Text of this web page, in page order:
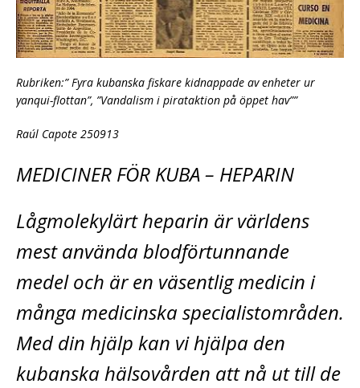
Rubriken:” Fyra kubanska fiskare kidnappade av enheter ur
yanqui-flottan”, ”Vandalism i pirataktion på öppet hav””
Raúl Capote 250913
MEDICINER FÖR KUBA – HEPARIN
Lågmolekylärt heparin är världens
mest använda blodförtunnande
medel och är en väsentlig medicin i
många medicinska specialistområden.
Med din hjälp kan vi hjälpa den
kubanska hälsovården att nå ut till de